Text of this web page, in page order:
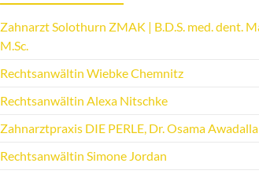
Zahnarzt Solothurn ZMAK | B.D.S. med. dent.
M.Sc.
Rechtsanwältin Wiebke Chemnitz
Rechtsanwältin Alexa Nitschke
Zahnarztpraxis DIE PERLE, Dr. Osama Awadalla
Rechtsanwältin Simone Jordan